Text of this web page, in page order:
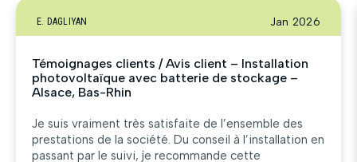
E. DAGLIYAN Jan 2026
Témoignages clients / Avis client – Installation
photovoltaïque avec batterie de stockage –
Alsace, Bas-Rhin
Je suis vraiment très satisfaite de l’ensemble des
prestations de la société. Du conseil à l’installation en
passant par le suivi, je recommande cette